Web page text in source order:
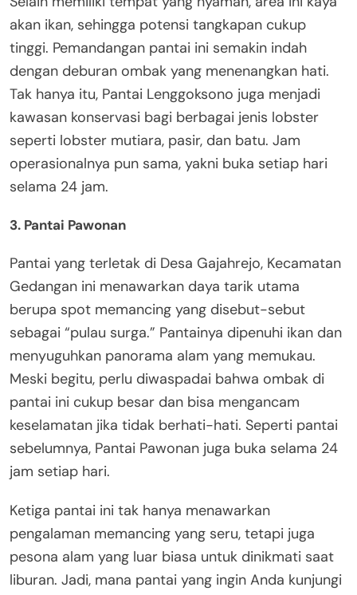
akan ikan, sehingga potensi tangkapan cukup
tinggi. Pemandangan pantai ini semakin indah
dengan deburan ombak yang menenangkan hati.
Tak hanya itu, Pantai Lenggoksono juga menjadi
kawasan konservasi bagi berbagai jenis lobster
seperti lobster mutiara, pasir, dan batu. Jam
operasionalnya pun sama, yakni buka setiap hari
selama 24 jam.
3. Pantai Pawonan
Pantai yang terletak di Desa Gajahrejo, Kecamatan
Gedangan ini menawarkan daya tarik utama
berupa spot memancing yang disebut-sebut
sebagai “pulau surga.” Pantainya dipenuhi ikan dan
menyuguhkan panorama alam yang memukau.
Meski begitu, perlu diwaspadai bahwa ombak di
pantai ini cukup besar dan bisa mengancam
keselamatan jika tidak berhati-hati. Seperti pantai
sebelumnya, Pantai Pawonan juga buka selama 24
jam setiap hari.
Ketiga pantai ini tak hanya menawarkan
pengalaman memancing yang seru, tetapi juga
pesona alam yang luar biasa untuk dinikmati saat
liburan. Jadi, mana pantai yang ingin Anda kunjungi